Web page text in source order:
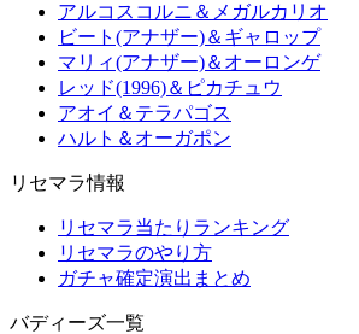
アルコスコルニ＆メガルカリオ
ビート(アナザー)＆ギャロップ
マリィ(アナザー)＆オーロンゲ
レッド(1996)＆ピカチュウ
アオイ＆テラパゴス
ハルト＆オーガポン
リセマラ情報
リセマラ当たりランキング
リセマラのやり方
ガチャ確定演出まとめ
バディーズ一覧